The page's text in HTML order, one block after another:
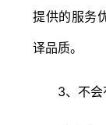
提供的服务
译品质。
3、不会